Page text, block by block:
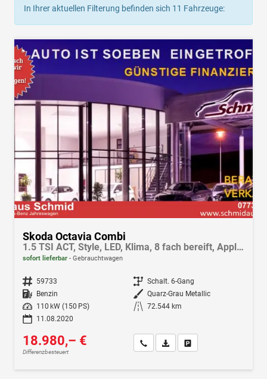
In Ihrer aktuellen Filterung befinden sich 11 Fahrzeuge:
Skoda Octavia Combi
1.5 TSI ACT, Style, LED, Klima, 8 fach bereift, Apple CarPlay, Android Auto, PDC hinten,
sofort lieferbar Gebrauchtwagen
Fahrzeugnr. 59733 Getriebe Schalt. 6-Gang
Kraftstoff Benzin Außenfarbe Quarz-Grau Metallic
Leistung
110 kW (150 PS) Kilometerstand 72.544 km
11.08.2020
18.980,– €
Differenzbesteuert
Wir rufen Sie anFahrzeugexposé (PDF)